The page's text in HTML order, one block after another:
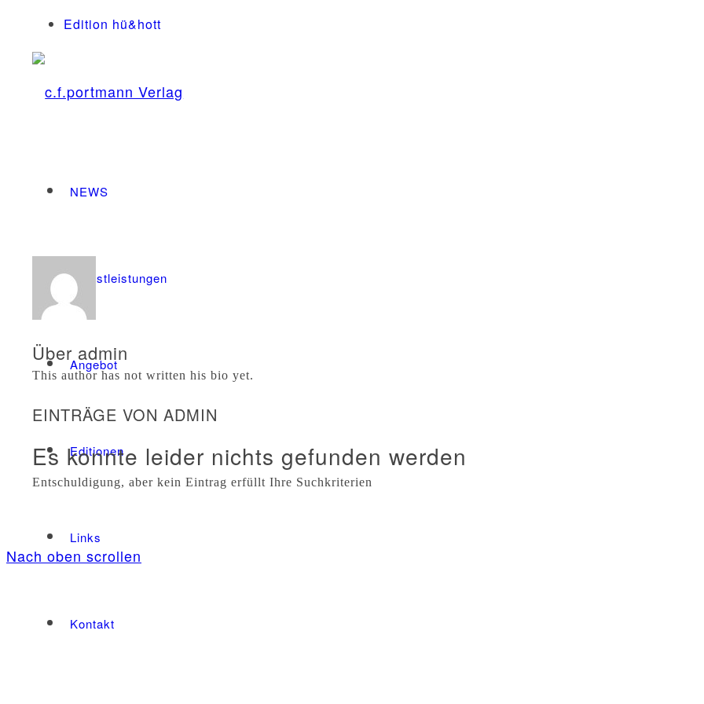
Edition hü&hott
NEWS
Dienstleistungen
Angebot
Editionen
Links
Kontakt
Über admin
This author has not written his bio yet.
EINTRÄGE VON ADMIN
Es konnte leider nichts gefunden werden
Entschuldigung, aber kein Eintrag erfüllt Ihre Suchkriterien
Nach oben scrollen